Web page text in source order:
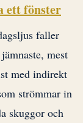
ett fönster
faller
mest
med indirekt
strömmar in
skuggor och